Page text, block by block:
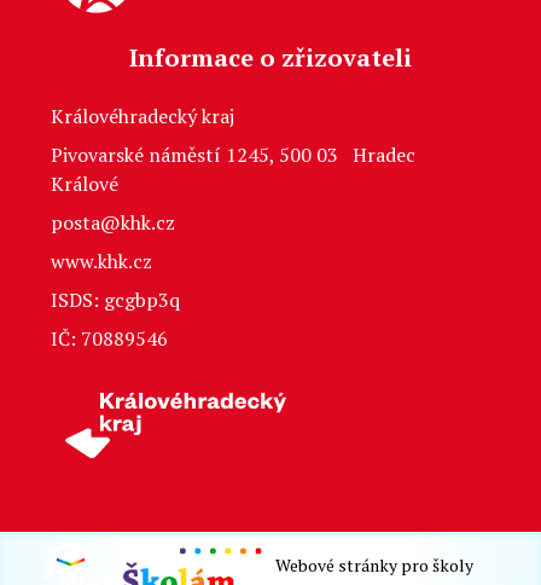
Informace o zřizovateli
Královéhradecký kraj
Pivovarské náměstí 1245, 500 03 Hradec
Králové
posta@khk.cz
www.khk.cz
ISDS: gcgbp3q
IČ: 70889546
Webové stránky pro školy